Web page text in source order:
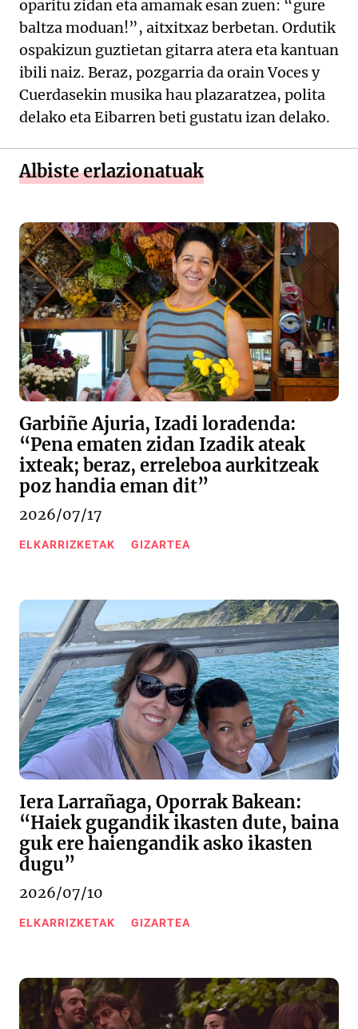
oparitu zidan eta amamak esan zuen: “gure
baltza moduan!”, aitxitxaz berbetan. Ordutik
ospakizun guztietan gitarra atera eta kantuan
ibili naiz. Beraz, pozgarria da orain Voces y
Cuerdasekin musika hau plazaratzea, polita
delako eta Eibarren beti gustatu izan delako.
Albiste erlazionatuak
Garbiñe Ajuria, Izadi loradenda:
“Pena ematen zidan Izadik ateak
ixteak; beraz, erreleboa aurkitzeak
poz handia eman dit”
2026/07/17
ELKARRIZKETAK GIZARTEA
Iera Larrañaga, Oporrak Bakean:
“Haiek gugandik ikasten dute, baina
guk ere haiengandik asko ikasten
dugu”
2026/07/10
ELKARRIZKETAK GIZARTEA